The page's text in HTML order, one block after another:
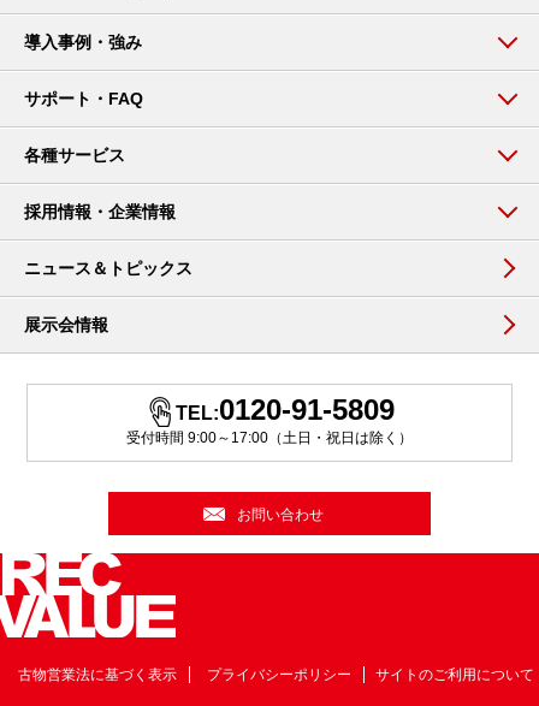
導入事例・強み
サポート・FAQ
各種サービス
採用情報・企業情報
ニュース＆トピックス
展示会情報
TEL:0120-91-5809
受付時間 9:00～17:00（土日・祝日は除く）
お問い合わせ
古物営業法に基づく表示 プライバシーポリシー サイトのご利用について